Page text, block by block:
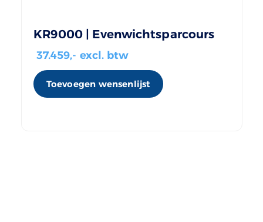
KR9000 | Evenwichtsparcours
37.459,- excl. btw
Toevoegen wensenlijst